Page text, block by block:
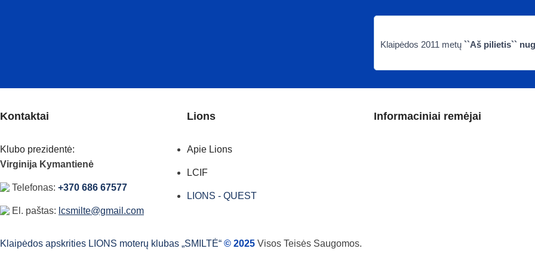
Klaipėdos 2011 metų ``Aš pilietis``
Kontaktai
Klubo prezidentė:
Virginija Kymantienė
Telefonas: +370 686 67577
El. paštas: lcsmilte@gmail.com
Lions
Apie Lions
LCIF
LIONS - QUEST
Informaciniai remėjai
Klaipėdos apskrities LIONS moterų klubas „SMILTĖ“ © 2025 Visos Teisės Saugomos.